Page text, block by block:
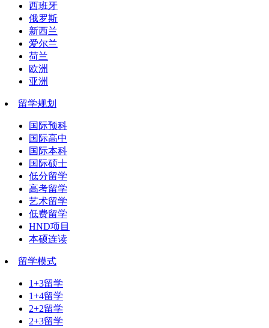
西班牙
俄罗斯
新西兰
爱尔兰
荷兰
欧洲
亚洲
留学规划
国际预科
国际高中
国际本科
国际硕士
低分留学
高考留学
艺术留学
低费留学
HND项目
本硕连读
留学模式
1+3留学
1+4留学
2+2留学
2+3留学